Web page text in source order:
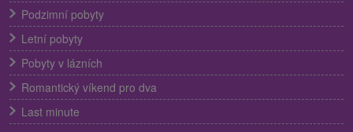
Podzimní pobyty
Letní pobyty
Pobyty v lázních
Romantický víkend pro dva
Last minute